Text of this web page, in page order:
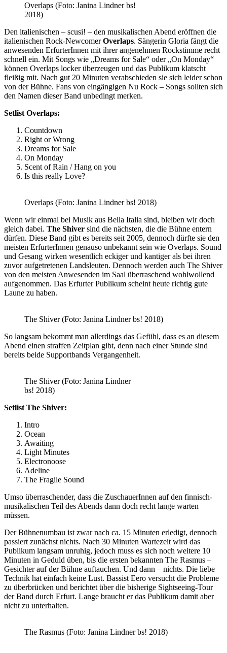
Overlaps (Foto: Janina Lindner bs!
2018)
Den italienischen – scusi! – den musikalischen Abend eröffnen die
italienischen Rock-NewcomerOverlaps. Sängerin Gloria fängt die
anwesenden ErfurterInnen mit ihrer angenehmen Rockstimme recht
schnell ein. Mit Songs wie „Dreams for Sale“ oder „On Monday“
können Overlaps locker überzeugen und das Publikum klatscht
fleißig mit. Nach gut 20 Minuten verabschieden sie sich leider schon
von der Bühne. Fans von eingängigen Nu Rock – Songs sollten sich
den Namen dieser Band unbedingt merken.
Setlist Overlaps:
Countdown
Right or Wrong
Dreams for Sale
On Monday
Scent of Rain / Hang on you
Is this really Love?
Overlaps (Foto: Janina Lindner bs! 2018)
Wenn wir einmal bei Musik aus Bella Italia sind, bleiben wir doch
gleich dabei. The Shiver sind die nächsten, die die Bühne entern
dürfen. Diese Band gibt es bereits seit 2005, dennoch dürfte sie den
meisten ErfurterInnen genauso unbekannt sein wie Overlaps. Sound
und Gesang wirken wesentlich eckiger und kantiger als bei ihren
zuvor aufgetretenen Landsleuten. Dennoch werden auch The Shiver
von den meisten Anwesenden im Saal überraschend wohlwollend
aufgenommen. Das Erfurter Publikum scheint heute richtig gute
Laune zu haben.
The Shiver (Foto: Janina Lindner bs! 2018)
So langsam bekommt man allerdings das Gefühl, dass es an diesem
Abend einen straffen Zeitplan gibt, denn nach einer Stunde sind
bereits beide Supportbands Vergangenheit.
The Shiver (Foto: Janina Lindner
bs! 2018)
Setlist The Shiver:
Intro
Ocean
Awaiting
Light Minutes
Electronoose
Adeline
The Fragile Sound
Umso überraschender, dass die ZuschauerInnen auf den finnisch-
musikalischen Teil des Abends dann doch recht lange warten
müssen.
Der Bühnenumbau ist zwar nach ca. 15 Minuten erledigt, dennoch
passiert zunächst nichts. Nach 30 Minuten Wartezeit wird das
Publikum langsam unruhig, jedoch muss es sich noch weitere 10
Minuten in Geduld üben, bis die ersten bekannten The Rasmus –
Gesichter auf der Bühne auftauchen. Und dann – nichts. Die liebe
Technik hat einfach keine Lust. Bassist Eero versucht die Probleme
zu überbrücken und berichtet über die bisherige Sightseeing-Tour
der Band durch Erfurt. Lange braucht er das Publikum damit aber
nicht zu unterhalten.
The Rasmus (Foto: Janina Lindner bs! 2018)